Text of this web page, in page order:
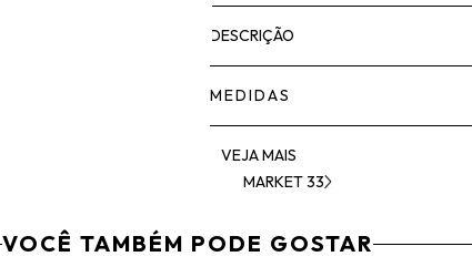
DESCRIÇÃO
MEDIDAS
VEJA MAIS
MARKET 33
VOCÊ TAMBÉM PODE GOSTAR